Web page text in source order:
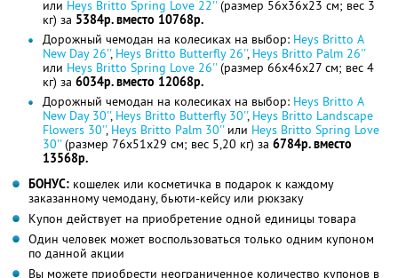
или Heys Britto Spring Love 22''(размер 56x36x23 см; вес 3
кг) за 5384р. вместо 10768р.
Дорожный чемодан на колесиках на выбор: Heys Britto A
New Day 26'', Heys Britto Butterfly 26'', Heys Britto Palm 26''
или Heys Britto Spring Love 26''(размер 66x46x27 см; вес 4
кг) за 6034р. вместо 12068р.
Дорожный чемодан на колесиках на выбор: Heys Britto A
New Day 30'', Heys Britto Butterfly 30'', Heys Britto Landscape
Flowers 30'', Heys Britto Palm 30''или Heys Britto Spring Love
30''(размер 76x51x29 см; вес 5,20 кг) за 6784р. вместо
13568р.
БОНУС: кошелек или косметичка в подарок к каждому
заказанному чемодану, бьюти-кейсу или рюкзаку
Купон действует на приобретение одной единицы товара
Один человек может воспользоваться только одним купоном
по данной акции
Вы можете приобрести неограниченное количество купонов в